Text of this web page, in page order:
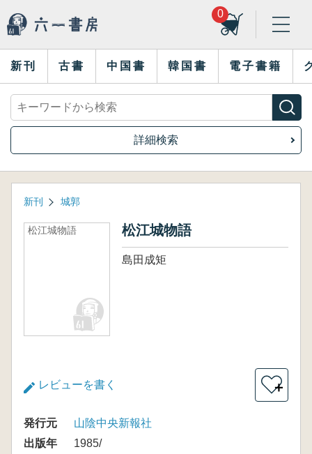
0
新刊 古書 中国書 韓国書 電子書籍
詳細検索
新刊 城郭
松江城物語 松江城物語
島田成矩
レビューを書く ＋
発行元
山陰中央新報社
出版年
1985/